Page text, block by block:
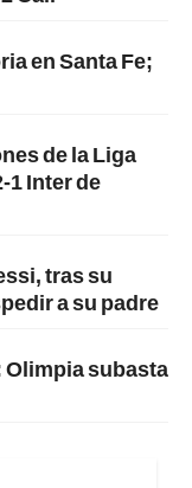
en Santa Fe;
de la Liga
1 Inter de
tras su
a su padre
Olimpia subasta